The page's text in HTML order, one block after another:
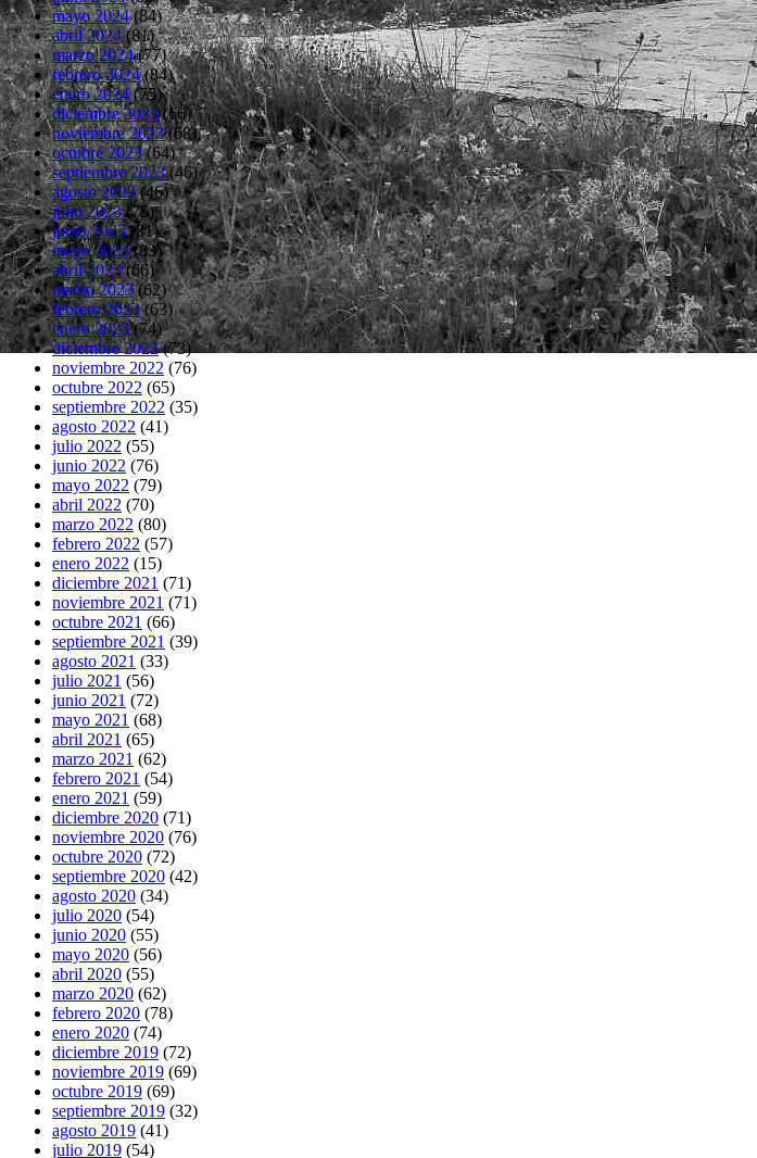
mayo 2024(84)
abril 2024(81)
marzo 2024(77)
febrero 2024(84)
enero 2024(75)
diciembre 2023(66)
noviembre 2023(68)
octubre 2023(64)
septiembre 2023(46)
agosto 2023(46)
julio 2023(75)
junio 2023(81)
mayo 2023(83)
abril 2023(66)
marzo 2023(62)
febrero 2023(63)
enero 2023(74)
diciembre 2022(73)
noviembre 2022 (76)
octubre 2022 (65)
septiembre 2022 (35)
agosto 2022 (41)
julio 2022 (55)
junio 2022 (76)
mayo 2022 (79)
abril 2022 (70)
marzo 2022 (80)
febrero 2022 (57)
enero 2022 (15)
diciembre 2021 (71)
noviembre 2021 (71)
octubre 2021 (66)
septiembre 2021 (39)
agosto 2021 (33)
julio 2021 (56)
junio 2021 (72)
mayo 2021 (68)
abril 2021 (65)
marzo 2021 (62)
febrero 2021 (54)
enero 2021 (59)
diciembre 2020 (71)
noviembre 2020 (76)
octubre 2020 (72)
septiembre 2020 (42)
agosto 2020 (34)
julio 2020 (54)
junio 2020 (55)
mayo 2020 (56)
abril 2020 (55)
marzo 2020 (62)
febrero 2020 (78)
enero 2020 (74)
diciembre 2019 (72)
noviembre 2019 (69)
octubre 2019 (69)
septiembre 2019 (32)
agosto 2019 (41)
julio 2019 (54)